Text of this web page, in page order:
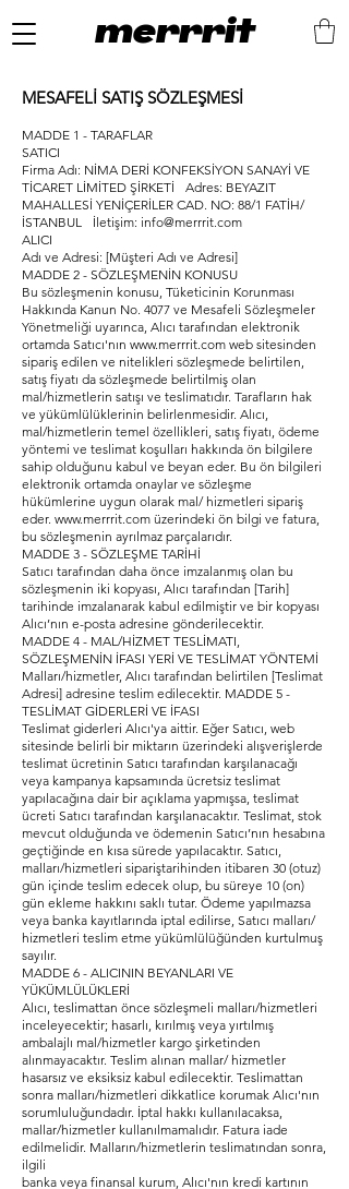
merrrit
MESAFELİ SATIŞ SÖZLEŞMESİ
MADDE 1 - TARAFLAR
SATICI
Firma Adı: NİMA DERİ KONFEKSİYON SANAYİ VE
TİCARET LİMİTED ŞİRKETİ Adres: BEYAZIT
MAHALLESİ YENİÇERİLER CAD. NO: 88/1 FATİH/
İSTANBUL İletişim: info@merrrit.com
ALICI
Adı ve Adresi: [Müşteri Adı ve Adresi]
MADDE 2 - SÖZLEŞMENİN KONUSU
Bu sözleşmenin konusu, Tüketicinin Korunması
Hakkında Kanun No. 4077 ve Mesafeli Sözleşmeler
Yönetmeliği uyarınca, Alıcı tarafından elektronik
ortamda Satıcı'nın www.merrrit.com web sitesinden
sipariş edilen ve nitelikleri sözleşmede belirtilen,
satış fiyatı da sözleşmede belirtilmiş olan
mal/hizmetlerin satışı ve teslimatıdır. Tarafların hak
ve yükümlülüklerinin belirlenmesidir. Alıcı,
mal/hizmetlerin temel özellikleri, satış fiyatı, ödeme
yöntemi ve teslimat koşulları hakkında ön bilgilere
sahip olduğunu kabul ve beyan eder. Bu ön bilgileri
elektronik ortamda onaylar ve sözleşme
hükümlerine uygun olarak mal/ hizmetleri sipariş
eder. www.merrrit.com üzerindeki ön bilgi ve fatura,
bu sözleşmenin ayrılmaz parçalarıdır.
MADDE 3 - SÖZLEŞME TARİHİ
Satıcı tarafından daha önce imzalanmış olan bu
sözleşmenin iki kopyası, Alıcı tarafından [Tarih]
tarihinde imzalanarak kabul edilmiştir ve bir kopyası
Alıcı’nın e-posta adresine gönderilecektir.
MADDE 4 - MAL/HİZMET TESLİMATI,
SÖZLEŞMENİN İFASI YERİ VE TESLİMAT YÖNTEMİ
Malları/hizmetler, Alıcı tarafından belirtilen [Teslimat
Adresi] adresine teslim edilecektir. MADDE 5 -
TESLİMAT GİDERLERİ VE İFASI
Teslimat giderleri Alıcı'ya aittir. Eğer Satıcı, web
sitesinde belirli bir miktarın üzerindeki alışverişlerde
teslimat ücretinin Satıcı tarafından karşılanacağı
veya kampanya kapsamında ücretsiz teslimat
yapılacağına dair bir açıklama yapmışsa, teslimat
ücreti Satıcı tarafından karşılanacaktır. Teslimat, stok
mevcut olduğunda ve ödemenin Satıcı’nın hesabına
geçtiğinde en kısa sürede yapılacaktır. Satıcı,
malları/hizmetleri sipariştarihinden itibaren 30 (otuz)
gün içinde teslim edecek olup, bu süreye 10 (on)
gün ekleme hakkını saklı tutar. Ödeme yapılmazsa
veya banka kayıtlarında iptal edilirse, Satıcı malları/
hizmetleri teslim etme yükümlülüğünden kurtulmuş
sayılır.
MADDE 6 - ALICININ BEYANLARI VE
YÜKÜMLÜLÜKLERİ
Alıcı, teslimattan önce sözleşmeli malları/hizmetleri
inceleyecektir; hasarlı, kırılmış veya yırtılmış
ambalajlı mal/hizmetler kargo şirketinden
alınmayacaktır. Teslim alınan mallar/ hizmetler
hasarsız ve eksiksiz kabul edilecektir. Teslimattan
sonra malları/hizmetleri dikkatlice korumak Alıcı'nın
sorumluluğundadır. İptal hakkı kullanılacaksa,
mallar/hizmetler kullanılmamalıdır. Fatura iade
edilmelidir. Malların/hizmetlerin teslimatından sonra,
ilgili
banka veya finansal kurum, Alıcı'nın kredi kartının